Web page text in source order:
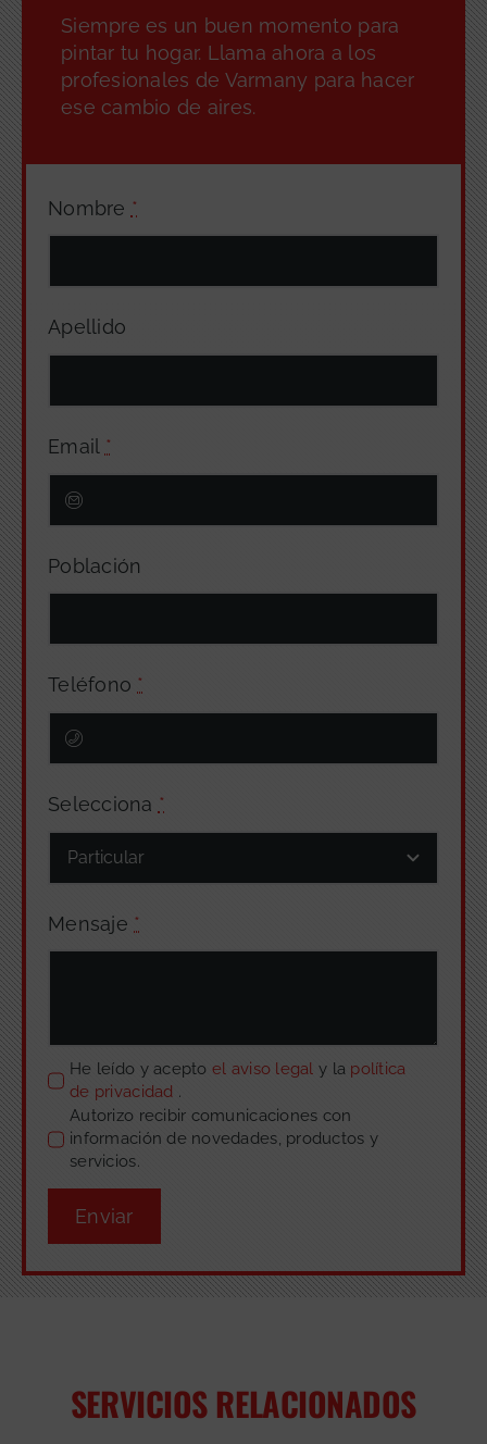
Nombre *
Apellido
Email *
Población
Teléfono *
Selecciona *
Mensaje *
He leído y acepto el aviso legaly la política
de privacidad .
Autorizo recibir comunicaciones con
información de novedades, productos y
servicios.
Enviar
Siempre es un buen momento para
pintar tu hogar. Llama ahora a los
profesionales de Varmany para hacer
ese cambio de aires.
SERVICIOS RELACIONADOS